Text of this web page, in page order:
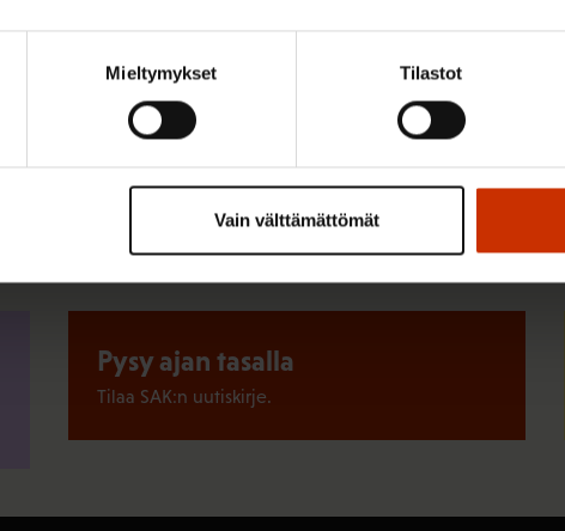
Mieltymykset Tilastot
Vain välttämättömät
Pikalinkit
Pysy ajan tasalla
Tilaa SAK:n uutiskirje.